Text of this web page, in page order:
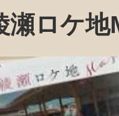
園、厚木航空
レーザー（メ
瀬ロケ地